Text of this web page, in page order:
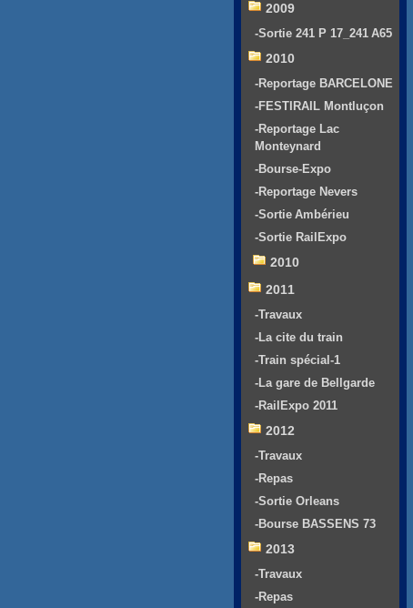
2009
-Sortie 241 P 17_241 A65
2010
-Reportage BARCELONE
-FESTIRAIL Montluçon
-Reportage Lac
Monteynard
-Bourse-Expo
-Reportage Nevers
-Sortie Ambérieu
-Sortie RailExpo
2010
2011
-Travaux
-La cite du train
-Train spécial-1
-La gare de Bellgarde
-RailExpo 2011
2012
-Travaux
-Repas
-Sortie Orleans
-Bourse BASSENS 73
2013
-Travaux
-Repas